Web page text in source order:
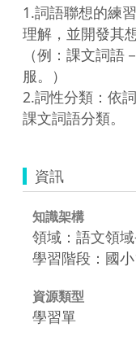
1.詞語聯想的練
理解，並開發其
（例：課文詞語
服。）
2.詞性分類：依
課文詞語分類。
資訊
知識架構
領域：語文領
學習階段：國
資源類型
學習單